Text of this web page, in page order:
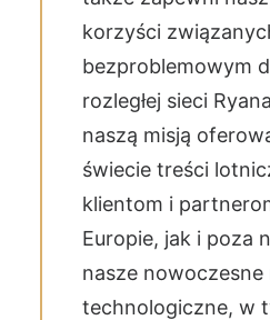
korzyści
bezproblemowym
rozległej sieci
naszą misją
świecie treści
klientom i
Europie, jak i poza
nasze nowoczesne
technologiczne, w